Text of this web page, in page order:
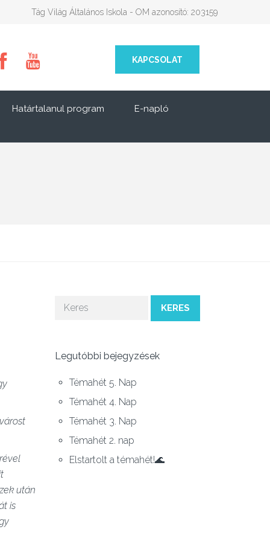
Tág Világ Általános Iskola - OM azonosító: 203159
KAPCSOLAT
Határtalanul program E-napló
után
is
KERES
Legutóbbi bejegyzések
Témahét 5. Nap
Témahét 4. Nap
Témahét 3. Nap
Témahét 2. nap
Elstartolt a témahét!🌊